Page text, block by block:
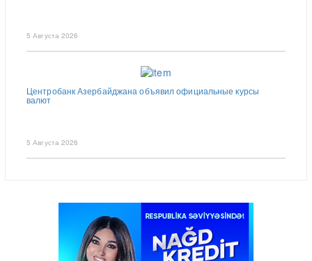
5 Августа 2026
Центробанк Азербайджана объявил официальные курсы
валют
5 Августа 2026